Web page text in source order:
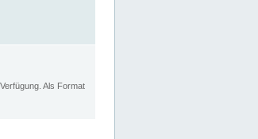
Als Format